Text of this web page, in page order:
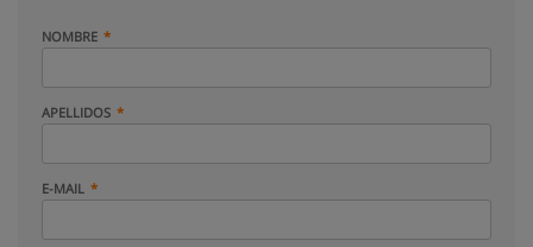
NOMBRE
APELLIDOS
E-MAIL